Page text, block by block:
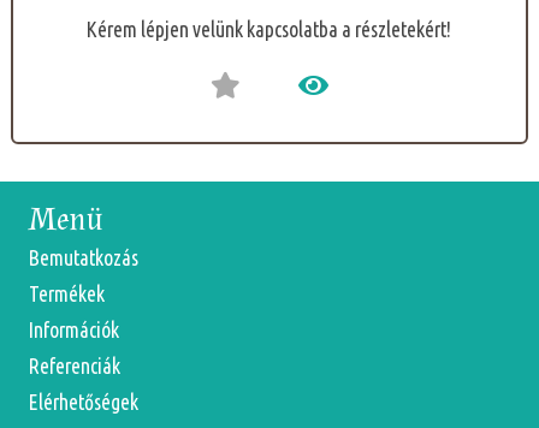
Kérem lépjen velünk kapcsolatba a részletekért!
Menü
Bemutatkozás
Termékek
Információk
Referenciák
Elérhetőségek